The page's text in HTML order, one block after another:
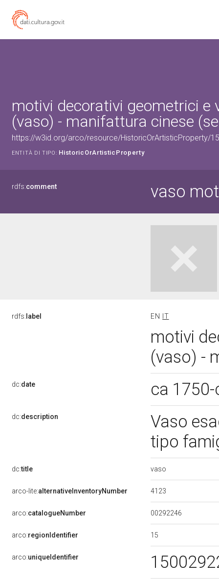
motivi decorativi geometrici e
(vaso) - manifattura cinese
https://w3id.org/arco/resource/HistoricOrArtisticProperty/
ENTITÀ DI TIPO: HistoricOrArtisticProperty
rdfs:comment vaso
rdfs: label EN IT
motivi
(vaso) -
dc:date ca
dc:description
Vaso
tipo
dc:title vaso
arco-lite:alternativeInventoryNumber 4123
arco:catalogueNumber 00292246
arco:regionIdentifier 15
arco:uniqueIdentifier